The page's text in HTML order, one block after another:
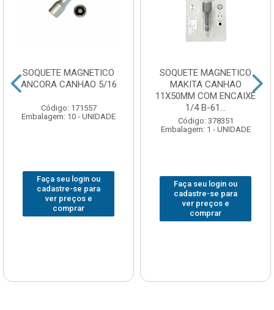
SOQUETE MAGNETICO
ANCORA CANHAO 5/16
Código: 171557
Embalagem: 10 - UNIDADE
Faça seu login ou
cadastre-se para
ver preços e
comprar
SOQUETE MAGNETICO
MAKITA CANHAO
11X50MM COM ENCAIXE
1/4 B-61...
Código: 378351
Embalagem: 1 - UNIDADE
Faça seu login ou
cadastre-se para
ver preços e
comprar